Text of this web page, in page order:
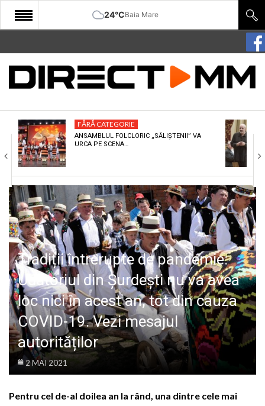
24°CBaia Mare
START
COMUNITATE
CULTURA
ECONOMIE
SANATATE
SPORT
SPECIAL
POLITIC
LIFE
FĂRĂ CATEGORIE
ANSAMBLUL FOLCLORIC „SĂLIȘTENII” VA
URCA PE SCENA…
Tradiții întrerupte de pandemie:
Udătoriul din Șurdești nu va avea
loc nici în acest an, tot din cauza
COVID-19. Vezi mesajul
autorităților
2 MAI 2021
Pentru cel de-al doilea an la rând, una dintre cele mai